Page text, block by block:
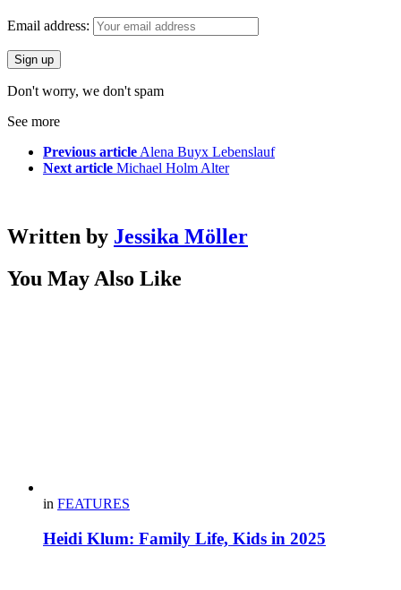
Email address:
Don't worry, we don't spam
See more
Previous article Alena Buyx Lebenslauf
Next article Michael Holm Alter
Written by Jessika Möller
You May Also Like
in FEATURES
Heidi Klum: Family Life, Kids in 2025